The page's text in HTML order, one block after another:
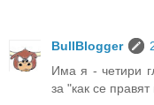
BullBlogger
Има я - четири
за "как се